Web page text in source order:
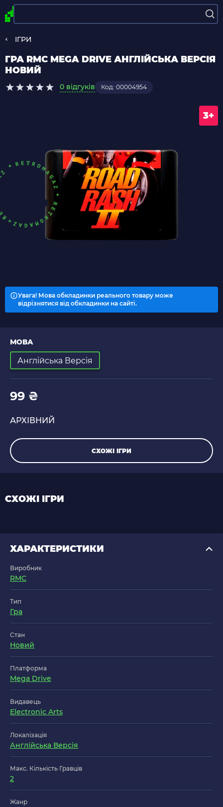
ІГРИ
ГРА RMC MEGA DRIVE АНГЛІЙСЬКА ВЕРСІЯ
НОВИЙ
0 відгуків Код: 00004954
3+
Увага! Мова обкладинки реального товару може
відрізнятися від обкладинки на сайті.
МОВА
Англійська Версія
99 ₴
АРХІВНИЙ
СХОЖІ ІГРИ
СХОЖІ ІГРИ
ХАРАКТЕРИСТИКИ
Виробник
RMC
Тип
Гра
Стан
Новий
Платформа
Mega Drive
Видавець
Electronic Arts
Локалізація
Англійська Версія
Макс. Кількість Гравців
2
Жанр